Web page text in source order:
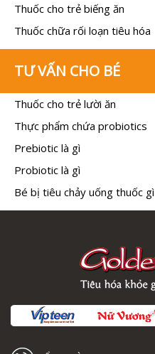
Thuốc cho trẻ biếng ăn
Thuốc chữa rối loạn tiêu hóa
TƯ VẤN CHO BÉ
Thuốc cho trẻ lười ăn
Thực phẩm chứa probiotics
Prebiotic là gì
Probiotic là gì
Bé bị tiêu chảy uống thuốc gì